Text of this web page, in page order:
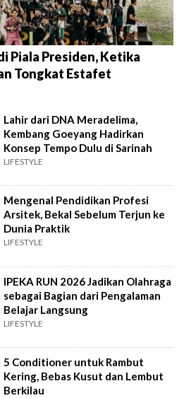
Piala Presiden, Ketika
Tongkat Estafet
Lahir dari DNA Meradelima,
Kembang Goeyang Hadirkan
Konsep Tempo Dulu di Sarinah
LIFESTYLE
Mengenal Pendidikan Profesi
Arsitek, Bekal Sebelum Terjun ke
Dunia Praktik
LIFESTYLE
IPEKA RUN 2026 Jadikan Olahraga
sebagai Bagian dari Pengalaman
Belajar Langsung
LIFESTYLE
5 Conditioner untuk Rambut
Kering, Bebas Kusut dan Lembut
Berkilau